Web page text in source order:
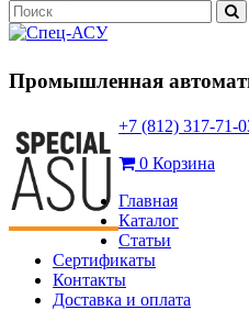
Промышленная
+7 (812) 317-71-
0 Корзина
Главная
Каталог
Статьи
Сертификаты
Контакты
Доставка и оплата